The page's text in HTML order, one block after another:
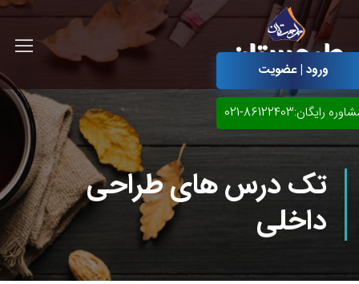
ورود | عضویت
رایگان:86122403-021
تک درس های طراحی
داخلی